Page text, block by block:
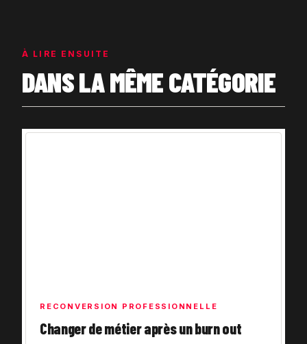
À LIRE ENSUITE
DANS LA MÊME CATÉGORIE
RECONVERSION PROFESSIONNELLE
Changer de métier après un burn out